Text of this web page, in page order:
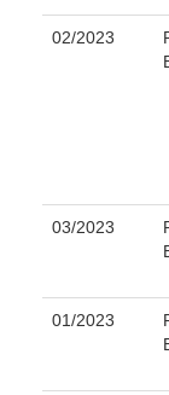
Sites
Programa
02/2023
03/2023
01/2023